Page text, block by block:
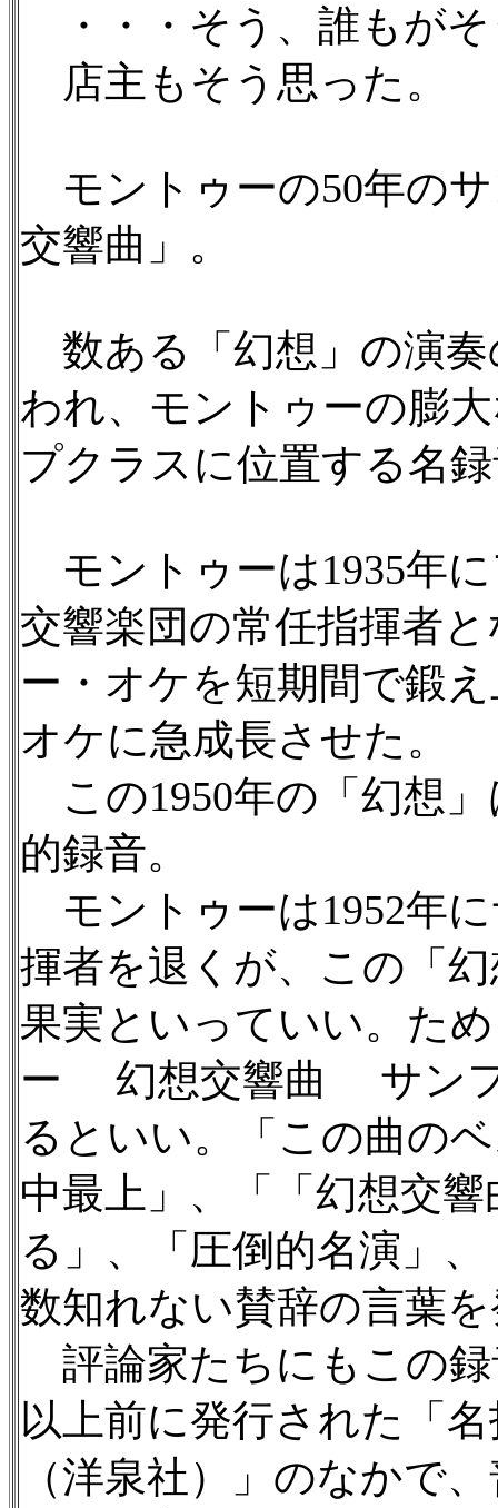
・・・そう、誰もがそ
店主もそう思った。
モントゥーの50年の
交響曲」。
数ある「幻想」の演
われ、モントゥーの膨
プクラスに位置する名
モントゥーは1935年
交響楽団の常任指揮者
ー・オケを短期間で鍛
オケに急成長させた。
この1950年の「幻想
的録音。
モントゥーは1952年
揮者を退くが、この「
果実といっていい。た
ー 幻想交響曲 サン
るといい。「この曲の
中最上」、「「幻想交
る」、「圧倒的名演」
数知れない賛辞の言葉
評論家たちにもこの録
以上前に発行された「
（洋泉社）」のなかで